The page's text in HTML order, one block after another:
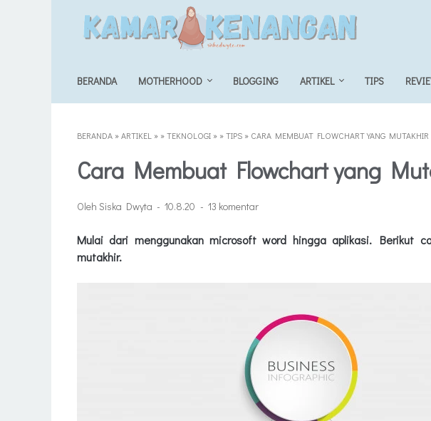
BERANDA MOTHERHOOD BLOGGING ARTIKEL TIPS
BERANDA »ARTIKEL » »TEKNOLOGI » »TIPS » CARA MEMBUAT FLOWCHART YANG MUTAKHIR
Cara Membuat Flowchart yang
Oleh Siska Dwyta 10.8.20 13 komentar
Mulai dari menggunakan microsoft word hingga aplikasi. Berikut
mutakhir.